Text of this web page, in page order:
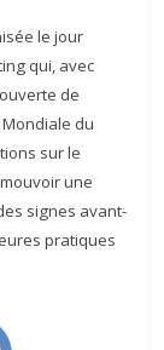
le jour
qui, avec
de
du
sur le
une
signes avant-
pratiques